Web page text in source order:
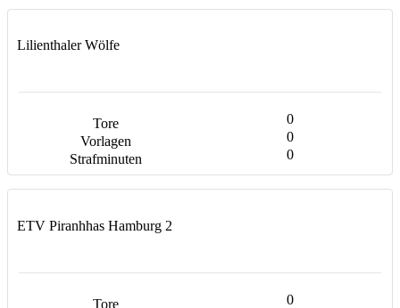
Lilienthaler Wölfe
0
0
0
ETV Piranhhas Hamburg 2
0